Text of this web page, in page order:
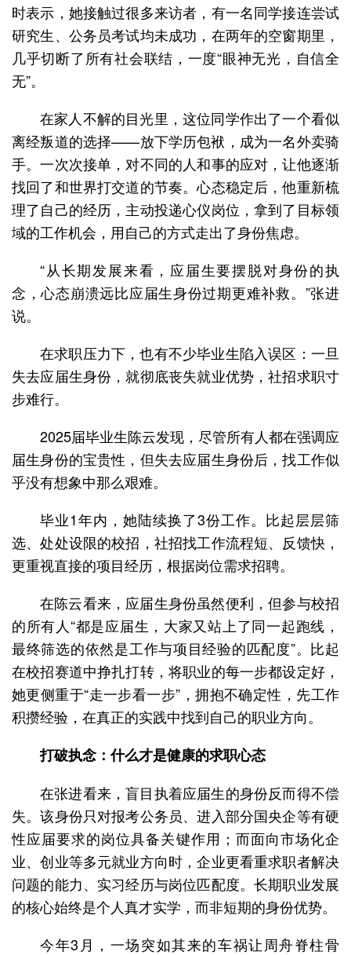
时表示，她接触过很多来访者，有一名同学接连尝试
研究生、公务员考试均未成功，在两年的空窗期里，
几乎切断了所有社会联结，一度“眼神无光，自信全
无”。
在家人不解的目光里，这位同学作出了一个看似
离经叛道的选择——放下学历包袱，成为一名外卖骑
手。一次次接单，对不同的人和事的应对，让他逐渐
找回了和世界打交道的节奏。心态稳定后，他重新梳
理了自己的经历，主动投递心仪岗位，拿到了目标领
域的工作机会，用自己的方式走出了身份焦虑。
“从长期发展来看，应届生要摆脱对身份的执
念，心态崩溃远比应届生身份过期更难补救。”张进
说。
在求职压力下，也有不少毕业生陷入误区：一旦
失去应届生身份，就彻底丧失就业优势，社招求职寸
步难行。
2025届毕业生陈云发现，尽管所有人都在强调应
届生身份的宝贵性，但失去应届生身份后，找工作似
乎没有想象中那么艰难。
毕业1年内，她陆续换了3份工作。比起层层筛
选、处处设限的校招，社招找工作流程短、反馈快，
更重视直接的项目经历，根据岗位需求招聘。
在陈云看来，应届生身份虽然便利，但参与校招
的所有人“都是应届生，大家又站上了同一起跑线，
最终筛选的依然是工作与项目经验的匹配度”。比起
在校招赛道中挣扎打转，将职业的每一步都设定好，
她更侧重于“走一步看一步”，拥抱不确定性，先工作
积攒经验，在真正的实践中找到自己的职业方向。
打破执念：什么才是健康的求职心态
在张进看来，盲目执着应届生的身份反而得不偿
失。该身份只对报考公务员、进入部分国央企等有硬
性应届要求的岗位具备关键作用；而面向市场化企
业、创业等多元就业方向时，企业更看重求职者解决
问题的能力、实习经历与岗位匹配度。长期职业发展
的核心始终是个人真才实学，而非短期的身份优势。
今年3月，一场突如其来的车祸让周舟脊柱骨